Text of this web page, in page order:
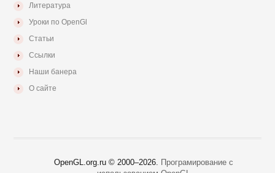
Литература
Уроки по OpenGl
Статьи
Ссылки
Наши банера
О сайте
OpenGL.org.ru © 2000–2026. Програмирование с